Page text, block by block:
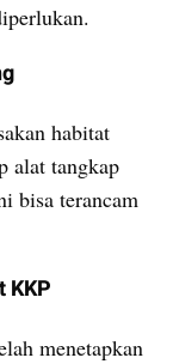
habitat
alat tangkap
bisa terancam
KKP
menetapkan